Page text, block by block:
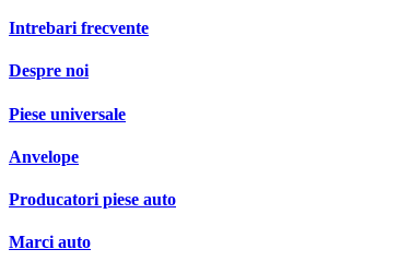
Intrebari frecvente
Despre noi
Piese universale
Anvelope
Producatori piese auto
Marci auto